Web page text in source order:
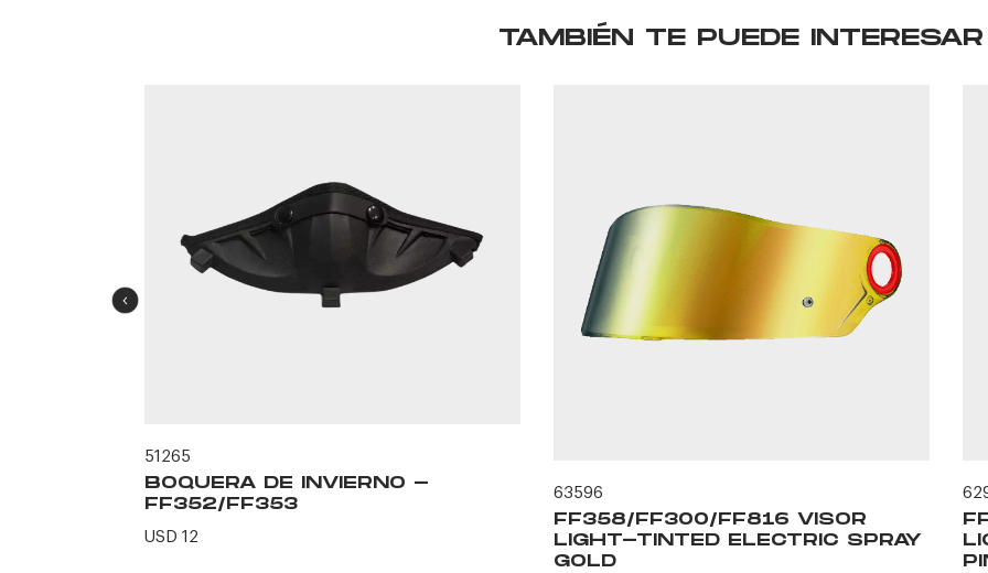
TAMBIÉN TE PUEDE INTERESAR
51265
BOQUERA DE INVIERNO -
FF352/FF353
USD 12
63596
FF358/FF300/FF816 VISOR
LIGHT-TINTED ELECTRIC SPRAY
GOLD